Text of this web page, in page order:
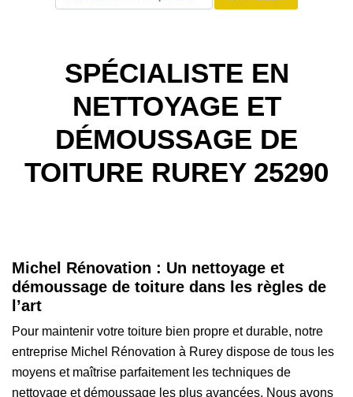
SPÉCIALISTE EN
NETTOYAGE ET
DÉMOUSSAGE DE
TOITURE RUREY 25290
Michel Rénovation : Un nettoyage et
démoussage de toiture dans les règles de
l’art
Pour maintenir votre toiture bien propre et durable, notre
entreprise Michel Rénovation à Rurey dispose de tous les
moyens et maîtrise parfaitement les techniques de
nettoyage et démoussage les plus avancées. Nous avons